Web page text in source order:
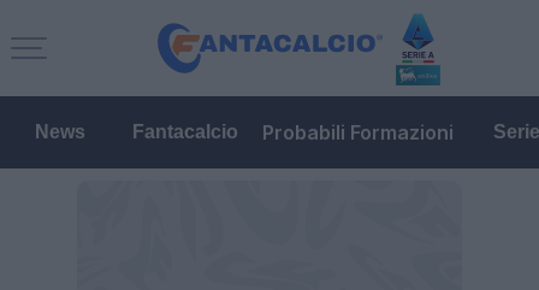
News Fantacalcio Probabili Formazioni